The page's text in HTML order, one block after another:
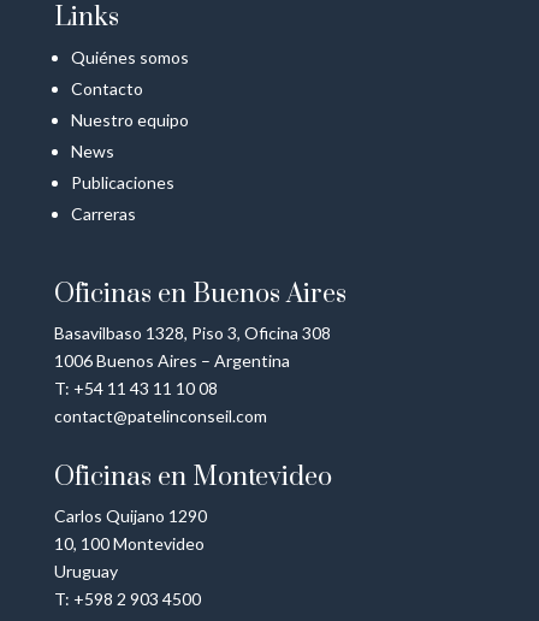
Links
Quiénes somos
Contacto
Nuestro equipo
News
Publicaciones
Carreras
Oficinas en Buenos Aires
Basavilbaso 1328, Piso 3, Oficina 308
1006 Buenos Aires – Argentina
T: +54 11 43 11 10 08
contact@patelinconseil.com
Oficinas en Montevideo
Carlos Quijano 1290
10, 100 Montevideo
Uruguay
T: +598 2 903 4500